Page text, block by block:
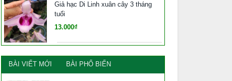
Giả hạc Di Linh xuân cây 3 tháng
tuổi
13.000₫
BÀI VIẾT MỚI BÀI PHỔ BIẾN